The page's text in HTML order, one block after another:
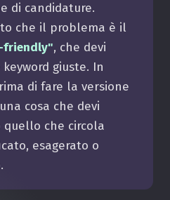
di candidature.
che il problema è il
friendly", che devi
giuste. In
di fare la versione
cosa che devi
che circola
esagerato o